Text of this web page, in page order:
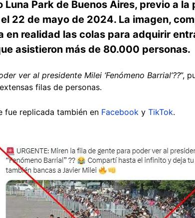
Park de Buenos Aires, previo a
22 de mayo de 2024. La imagen,
en realidad las colas para adquirir
asistieron más de 80.000 personas.
ver al presidente Milei ‘Fenómeno Barrial’??”,
filas de personas.
fue replicada también en Facebook y TikTok.